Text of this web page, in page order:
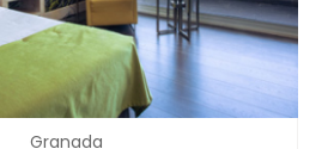
Granada